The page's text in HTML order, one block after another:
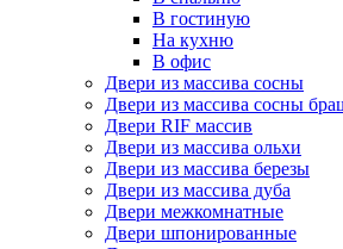
В гостиную
На кухню
В офис
Двери из массива сосны
Двери из массива сосны
Двери RIF массив
Двери из массива ольхи
Двери из массива березы
Двери из массива дуба
Двери межкомнатные
Двери шпонированные